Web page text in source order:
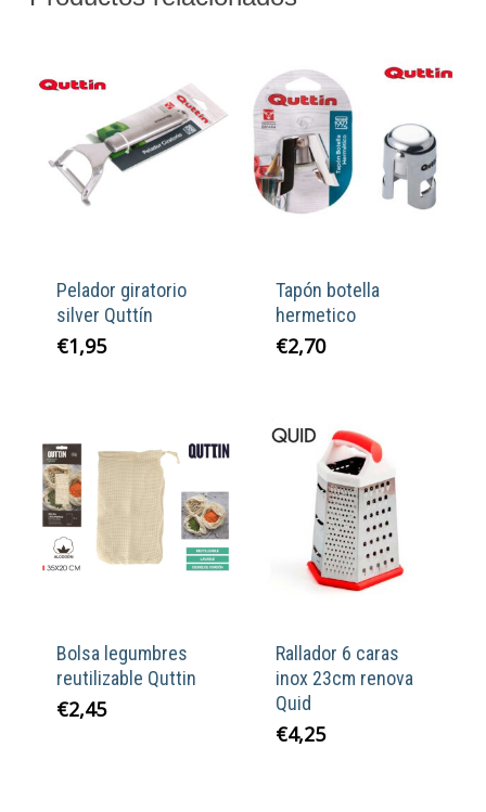
Pelador giratorio
silver Quttín
€1,95
Tapón botella
hermetico
€2,70
Bolsa legumbres
reutilizable Quttin
€2,45
Rallador 6 caras
inox 23cm renova
Quid
€4,25